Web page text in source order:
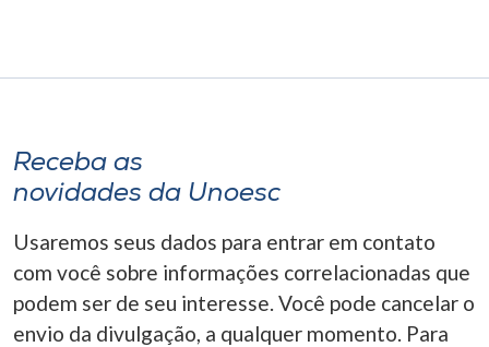
Selecione
o idioma
Receba as
novidades da Unoesc
Usaremos seus dados para entrar em contato
com você sobre informações correlacionadas que
podem ser de seu interesse. Você pode cancelar o
envio da divulgação, a qualquer momento. Para